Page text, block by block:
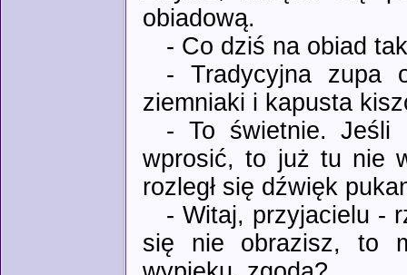
obiadową.
- Co dziś na obiad
- Tradycyjna zupa
ziemniaki i kapusta
- To świetnie. Jeśli
wprosić, to już tu nie
rozległ się dźwięk
- Witaj, przyjacielu -
się nie obrazisz, to